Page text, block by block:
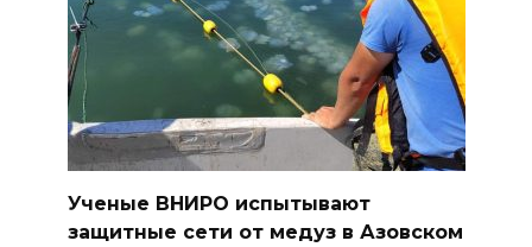
Ученые ВНИРО испытывают
защитные сети от медуз в Азовском